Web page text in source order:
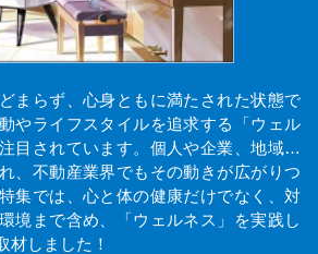
まらず、心身ともに満たされた状態で
やライフスタイルを追求する「ウェル
目されています。個人や企業、地域…
、不動産業界でもその動きが広がりつ
集では、心と体の健康だけでなく、対
境まで含め、「ウェルネス」を実践し
材しました！